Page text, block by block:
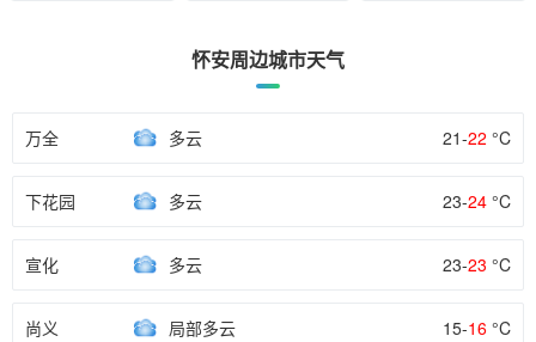
怀安周边城市天气
万全 多云 21-22 °C
下花园 多云 23-24 °C
宣化 多云 23-23 °C
尚义 局部多云 15-16 °C